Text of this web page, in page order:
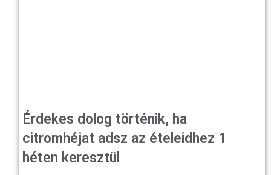
Érdekes dolog történik, ha
citromhéjat adsz az ételeidhez 1
héten keresztül